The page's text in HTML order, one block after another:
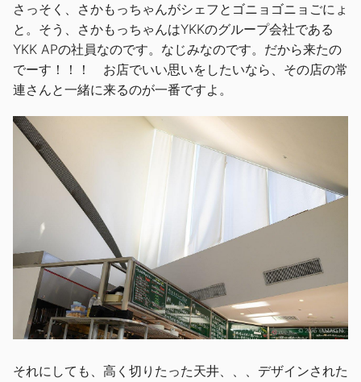
さっそく、さかもっちゃんがシェフとゴニョゴニョごにょ
と。そう、さかもっちゃんはYKKのグループ会社である
YKK APの社員なのです。なじみなのです。だから来たの
でーす！！！ お店でいい思いをしたいなら、その店の常
連さんと一緒に来るのが一番ですよ。
それにしても、高く切りたった天井、、、デザインされた